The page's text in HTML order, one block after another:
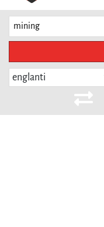
englanti